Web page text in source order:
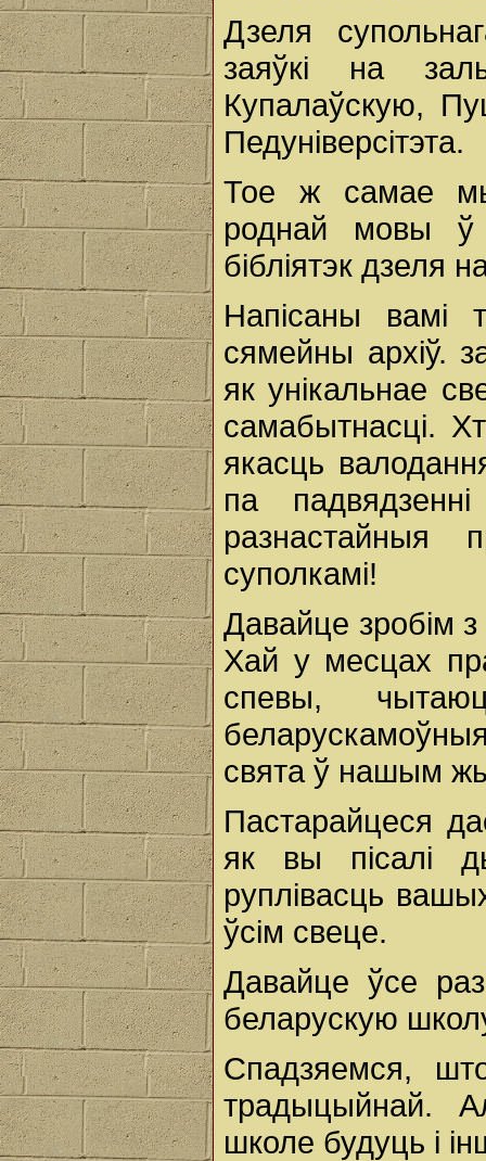
Дзеля
заяўкі на
Купалаўскую,
Педуніверсітэта.
Тое ж самае мы
роднай мовы ў
бібліятэк дзеля
Напісаны вамі
сямейны архіў.
як унікальнае
самабытнасці.
якасць
па
суполкамі!
Давайце зробім
Хай у месцах
спевы,
свята ў нашым
Пастарайцеся
як вы пісалі
руплівасць
ўсім свеце.
Давайце ўсе
беларускую
Спадзяемся,
традыцыйнай.
школе будуць і